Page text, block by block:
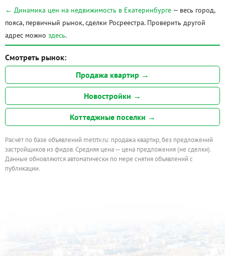
← Динамика цен на недвижимость в Екатеринбурге — весь город,
пояса, первичный рынок, сделки Росреестра. Проверить другой
адрес можно здесь.
Смотреть рынок:
Продажа квартир →
Новостройки →
Коттеджные поселки →
Расчёт по базе объявлений metrtv.ru: продажа квартир, без предложений
застройщиков из фидов. Средняя цена — цена предложения (не сделки).
Данные обновляются автоматически по мере снятия объявлений с
публикации.